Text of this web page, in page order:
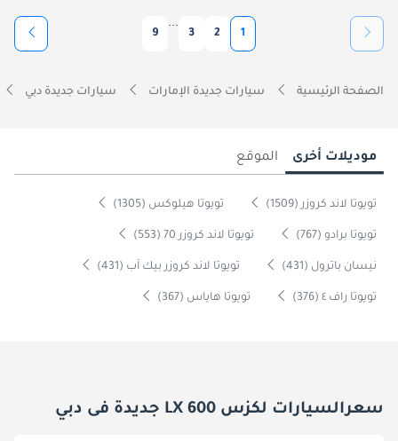
1
2
3
...
9
الصفحة الرئيسية سيارات جديدة الإمارات سيارات جديدة دبي
موديلات أخرى الموقع
تويوتا لاند كروزر (1509) تويوتا هيلوكس (1305)
تويوتا برادو (767) تويوتا لاند كروزر 70 (553)
نيسان باترول (431) تويوتا لاند كروزر بيك آب (431)
تويوتا راف ٤ (376) تويوتا هاياس (367)
سعرالسيارات لكزس LX 600 جديدة فى دبي